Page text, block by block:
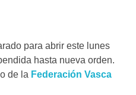
para abrir este lunes
hasta nueva orden.
de la Federación Vasca